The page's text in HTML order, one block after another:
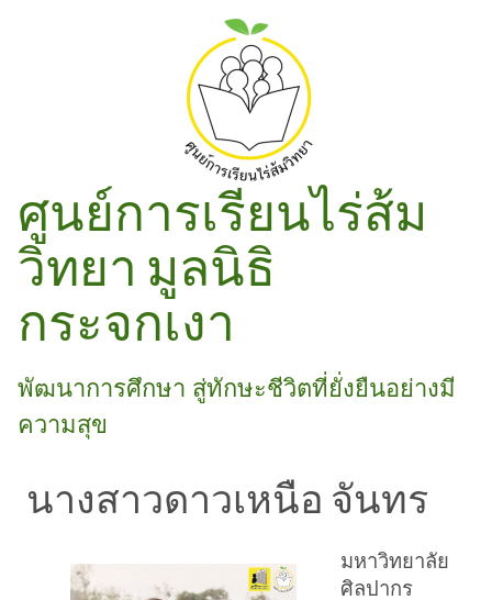
ศูนย์การเรียนไร่ส้ม
วิทยา มูลนิธิ
กระจกเงา
พัฒนาการศึกษา สู่ทักษะชีวิตที่ยั่งยืนอย่างมี
ความสุข
นางสาวดาวเหนือ จันทร
มหาวิทยาลัย
ศิลปากร